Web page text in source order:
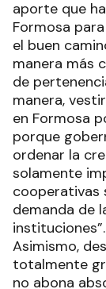
aporte que
Formosa
el buen
manera más
de
manera,
en Formosa
porque
ordenar la
solamente
cooperativas
demanda de
instituciones”.
Asimismo,
totalmente
no abona